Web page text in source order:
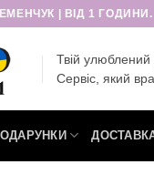
| ВІД 1 ГОДИНИ.
Твій
Сервіс, який